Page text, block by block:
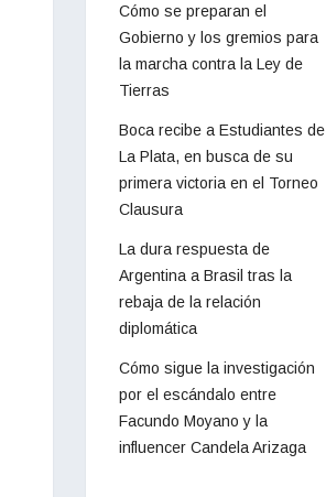
Cómo se preparan el
Gobierno y los gremios para
la marcha contra la Ley de
Tierras
Boca recibe a Estudiantes de
La Plata, en busca de su
primera victoria en el Torneo
Clausura
La dura respuesta de
Argentina a Brasil tras la
rebaja de la relación
diplomática
Cómo sigue la investigación
por el escándalo entre
Facundo Moyano y la
influencer Candela Arizaga